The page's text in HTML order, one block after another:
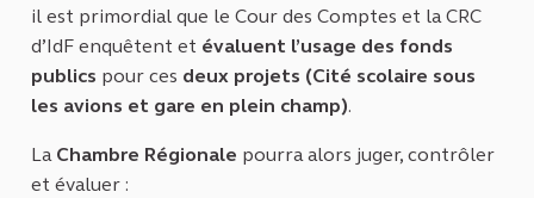
il est primordial que le Cour des Comptes et la CRC
d’IdF enquêtent et évaluent l’usage des fonds
publics pour ces deux projets (Cité scolaire sous
les avions et gare en plein champ).
La Chambre Régionale pourra alors juger, contrôler
et évaluer :